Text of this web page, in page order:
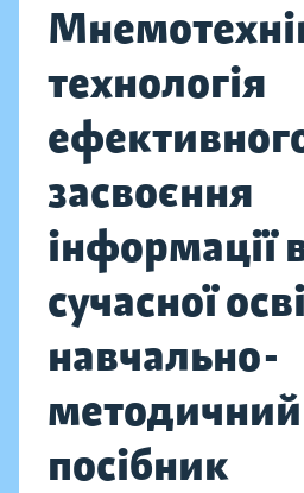
технологія
засвоєння
інформації
сучасної
навчально-
методичний
посібник